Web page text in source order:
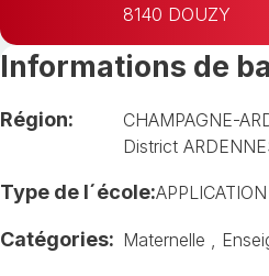
8140 DOUZY
Informations de
Région:
CHAMPAGNE-
District
Type de l´école:APPLICATION
Catégories: Maternelle